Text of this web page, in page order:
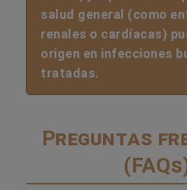
salud general (como
renales o cardíacas)
origen en infecciones
tratadas.
Preguntas